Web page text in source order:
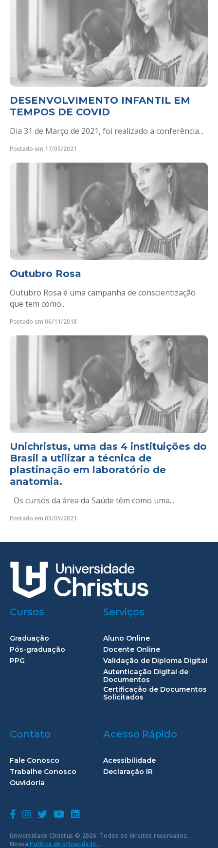
DESENVOLVIMENTO INFANTIL EM
TEMPOS DE COVID
Dia 31 de Março de 2021, foi realizado a conferência...
Postado em 17/05/2021
Outubro Rosa
Outubro Rosa é uma campanha de conscientização
que tem como...
Postado em 06/11/2018
Unichristus, uma das 4 instituições do
Brasil a utilizar a técnica de
plastinação em laboratório de
anatomia.
Os cursos da área da Saúde têm como uma...
Postado em 03/05/2021
Universidade Christus © 2026. Todos os direitos reservados.
NossaPolítica de privacidade .
Cursos
Graduação
Pós-graduação
PPG
Serviços
Aluno Online
Docente Online
Validação de Diploma Digital
Autenticação Digital de
Documentos
Certificação de Documentos
Solicitados
Contato
Fale Conosco
Trabalhe Conosco
Ouvidoria
Acesso Rápido
Acessibilidade
Declaração IR